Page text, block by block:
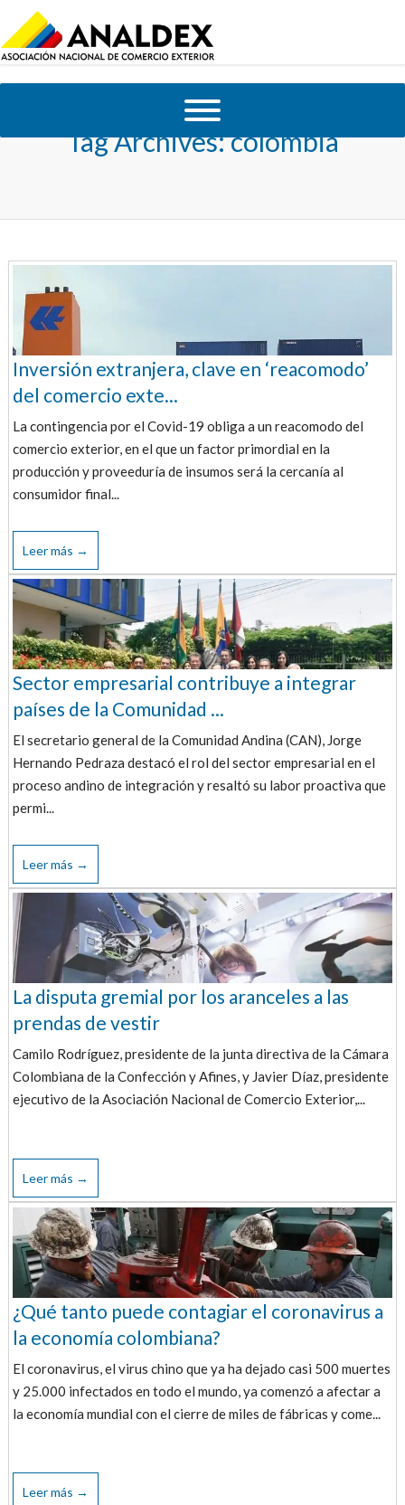
Tag Archives:colombia
Inversión extranjera, clave en ‘reacomodo’
del comercio exte...
La contingencia por el Covid-19 obliga a un reacomodo del
comercio exterior, en el que un factor primordial en la
producción y proveeduría de insumos será la cercanía al
consumidor final...
Leer más →
Sector empresarial contribuye a integrar
países de la Comunidad ...
El secretario general de la Comunidad Andina (CAN), Jorge
Hernando Pedraza destacó el rol del sector empresarial en el
proceso andino de integración y resaltó su labor proactiva que
permi...
Leer más →
La disputa gremial por los aranceles a las
prendas de vestir
Camilo Rodríguez, presidente de la junta directiva de la Cámara
Colombiana de la Confección y Afines, y Javier Díaz, presidente
ejecutivo de la Asociación Nacional de Comercio Exterior,...
Leer más →
¿Qué tanto puede contagiar el coronavirus a
la economía colombiana?
El coronavirus, el virus chino que ya ha dejado casi 500 muertes
y 25.000 infectados en todo el mundo, ya comenzó a afectar a
la economía mundial con el cierre de miles de fábricas y come...
Leer más →